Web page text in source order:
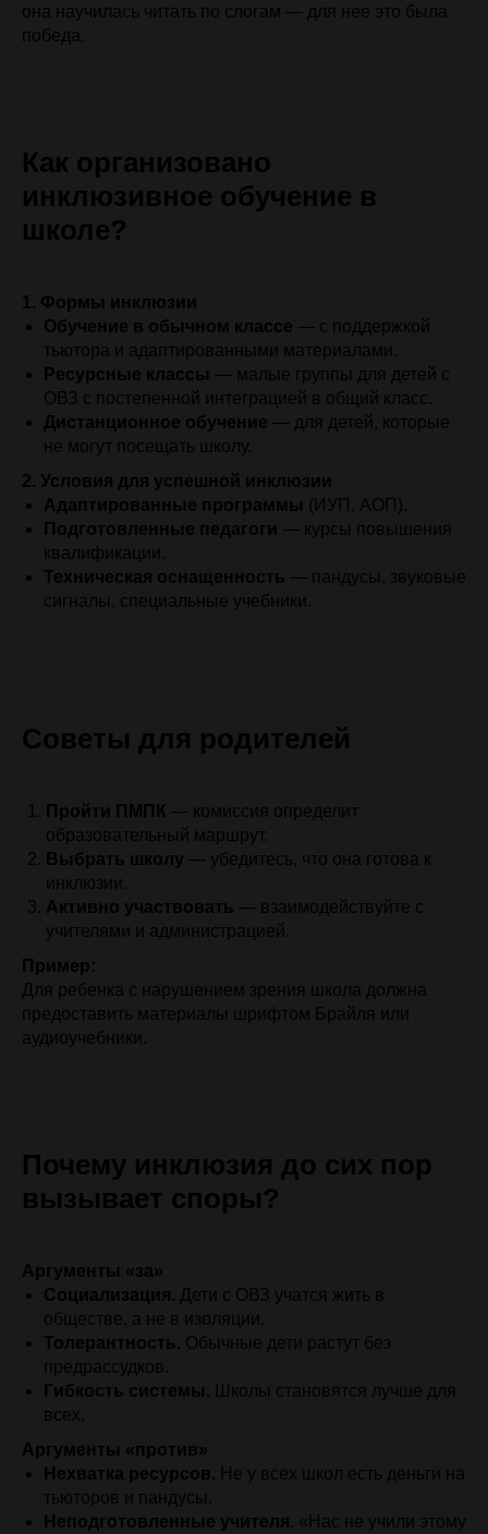
она научилась читать по слогам — для нее это была
победа.
Как организовано
инклюзивное обучение в
школе?
1. Формы инклюзии
Обучение в обычном классе — с поддержкой
тьютора и адаптированными материалами.
Ресурсные классы — малые группы для детей с
ОВЗ с постепенной интеграцией в общий класс.
Дистанционное обучение — для детей, которые
не могут посещать школу.
2. Условия для успешной инклюзии
Адаптированные программы (ИУП, АОП).
Подготовленные педагоги — курсы повышения
квалификации.
Техническая оснащенность — пандусы, звуковые
сигналы, специальные учебники.
Советы для родителей
Пройти ПМПК — комиссия определит
образовательный маршрут.
Выбрать школу — убедитесь, что она готова к
инклюзии.
Активно участвовать — взаимодействуйте с
учителями и администрацией.
Пример:
Для ребенка с нарушением зрения школа должна
предоставить материалы шрифтом Брайля или
аудиоучебники.
Почему инклюзия до сих пор
вызывает споры?
Аргументы «за»
Социализация. Дети с ОВЗ учатся жить в
обществе, а не в изоляции.
Толерантность. Обычные дети растут без
предрассудков.
Гибкость системы. Школы становятся лучше для
всех.
Аргументы «против»
Нехватка ресурсов. Не у всех школ есть деньги на
тьюторов и пандусы.
Неподготовленные учителя. «Нас не учили этому